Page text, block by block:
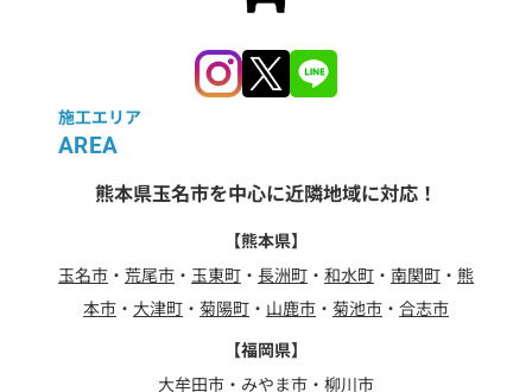
施工エリア
AREA
熊本県玉名市を中心に近隣地域に対応！
【熊本県】
玉名市 ・ 荒尾市 ・ 玉東町 ・ 長洲町 ・ 和水町 ・ 南関町 ・ 熊
本市 ・ 大津町 ・ 菊陽町 ・ 山鹿市 ・ 菊池市 ・ 合志市
【福岡県】
大牟田市 ・ みやま市 ・ 柳川市